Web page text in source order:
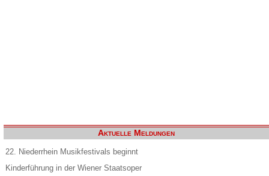
Aktuelle Meldungen
22. Niederrhein Musikfestivals beginnt
Kinderführung in der Wiener Staatsoper